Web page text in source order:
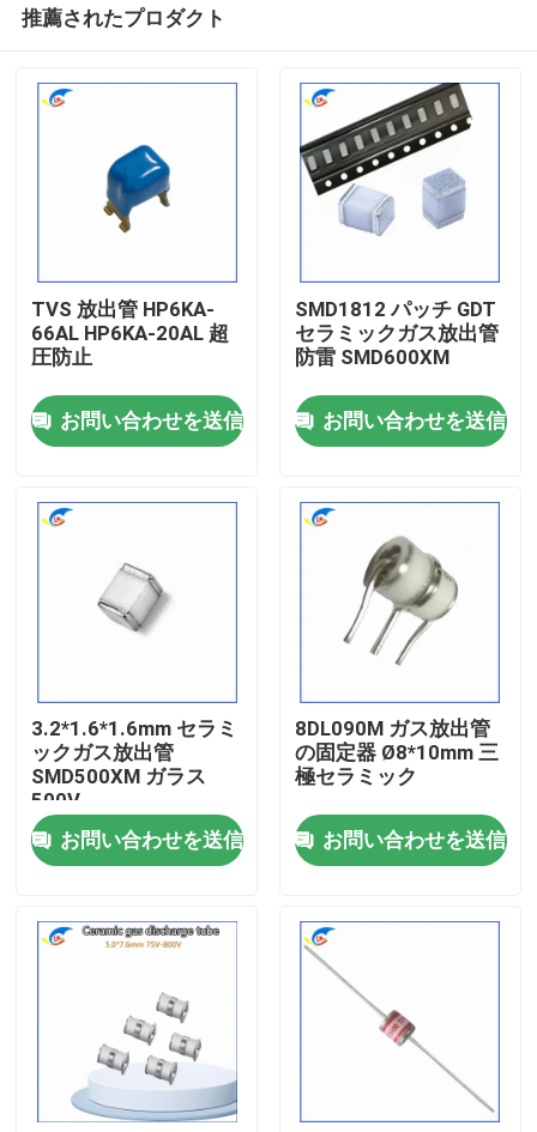
家へ
製品
ビデオ
工場 ツアー
品質管理
PTCのサーミスター
推薦されたプロダクト
TVS 放出管 HP6KA-
66AL HP6KA-20AL 超
圧防止
お問い合わせを送信
SMD1812 パッチ GDT
セラミックガス放出管
防雷 SMD600XM
お問い合わせを送信
3.2*1.6*1.6mm セラミ
ックガス放出管
SMD500XM ガラス
500V
お問い合わせを送信
8DL090M ガス放出管
の固定器 Ø8*10mm 三
極セラミック
お問い合わせを送信